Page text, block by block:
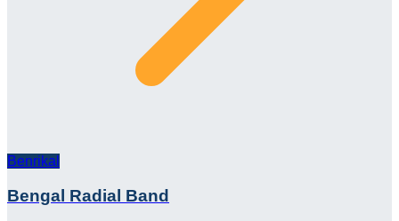
Benrikal
Bengal Radial Band